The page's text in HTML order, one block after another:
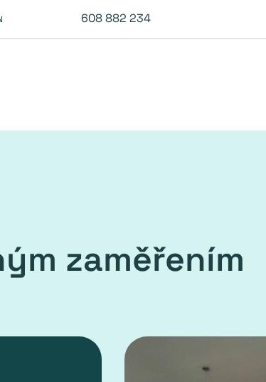
608 882 234
zaměřením